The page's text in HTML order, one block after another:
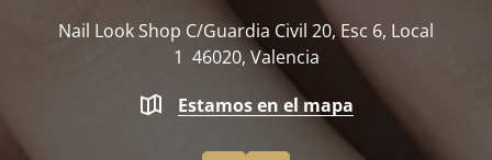
Nail Look Shop C/Guardia Civil 20, Esc 6, Local
1 46020, Valencia
Estamos en el mapa